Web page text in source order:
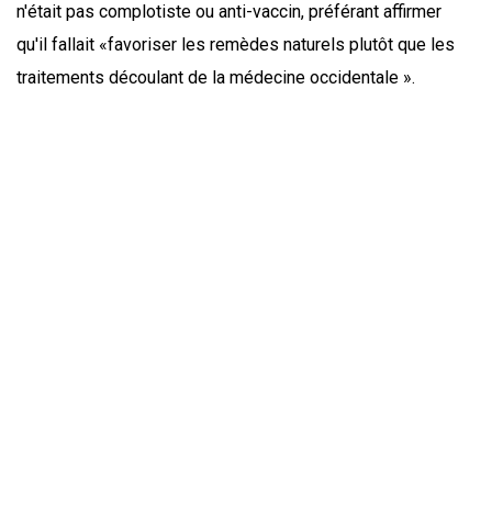
n'était pas complotiste ou anti-vaccin, préférant affirmer
qu'il fallait «favoriser les remèdes naturels plutôt que les
traitements découlant de la médecine occidentale ».